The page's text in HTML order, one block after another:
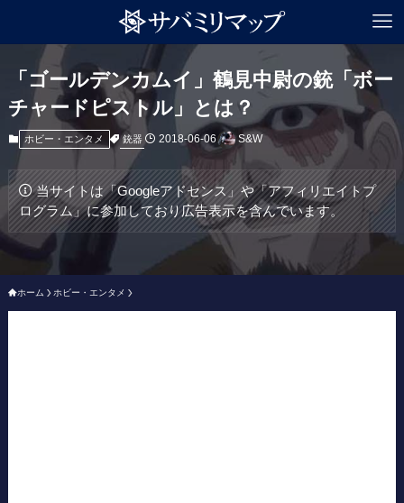
「ゴールデンカムイ」鶴見中尉の銃「ボー
チャードピストル」とは？
ホビー・エンタメ 銃器 2018-06-06 S&W
当サイトは「Googleアドセンス」や「アフィリエイトプ
ログラム」に参加しており広告表示を含んでいます。
ホーム ホビー・エンタメ